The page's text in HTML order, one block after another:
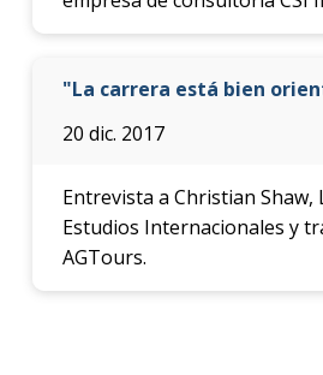
"La carrera está bien
20 dic. 2017
Entrevista a Christian Shaw,
Estudios Internacionales y
AGTours.